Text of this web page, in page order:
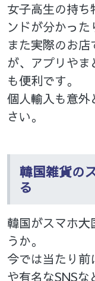
女子高生の持ち
ンドが分かった
また実際のお
が、アプリや
も便利です。
個人輸入も意外
さい。
韓国雑貨の
る
韓国がスマホ大
うか。
今では当たり
や有名なSNSな